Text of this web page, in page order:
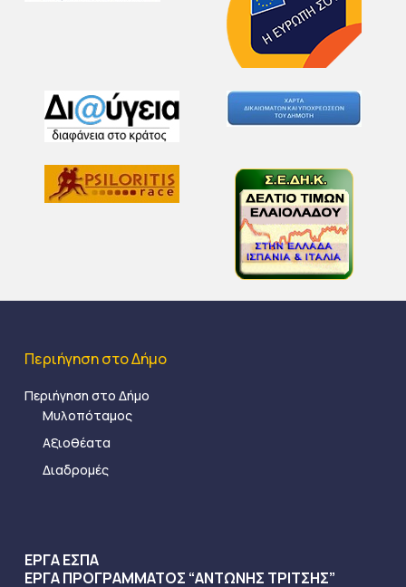
Περιήγηση στο Δήμο
Περιήγηση στο Δήμο
Μυλοπόταμος
Αξιοθέατα
Διαδρομές
ΕΡΓΑ ΕΣΠΑ
ΕΡΓΑ ΠΡΟΓΡΑΜΜΑΤΟΣ “ΑΝΤΩΝΗΣ ΤΡΙΤΣΗΣ”